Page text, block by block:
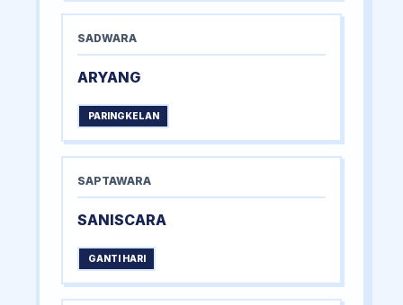
SADWARA
ARYANG
PARINGKELAN
SAPTAWARA
SANISCARA
GANTI HARI